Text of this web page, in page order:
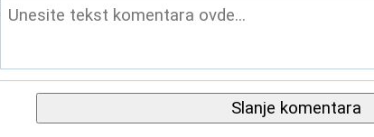
Slanje komentara